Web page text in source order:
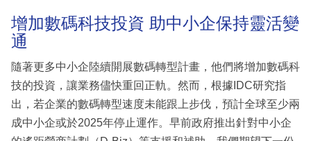
增加數碼科技投資 助中小企保持靈活變
通
隨著更多中小企陸續開展數碼轉型計畫，他們將增加數碼科
技的投資，讓業務儘快重回正軌。然而，根據IDC研究指
出，若企業的數碼轉型速度未能跟上步伐，預計全球至少兩
成中小企或於2025年停止運作。早前政府推出針對中小企